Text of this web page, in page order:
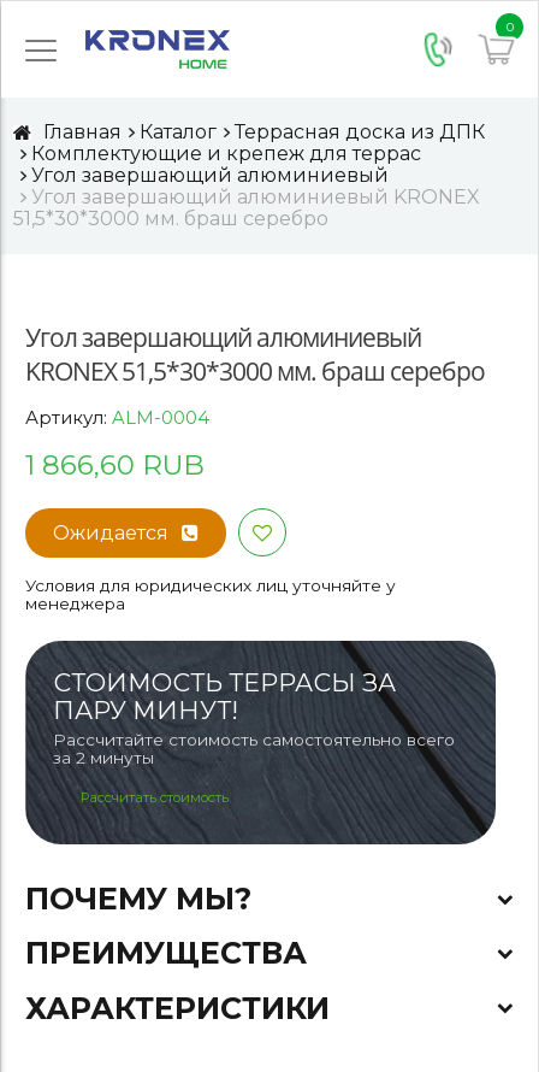
0
Главная Каталог
Террасная доска из ДПК
Комплектующие и крепеж для террас
Угол завершающий алюминиевый
Угол завершающий алюминиевый KRONEX
51,5*30*3000 мм. браш серебро
Угол завершающий алюминиевый
KRONEX 51,5*30*3000 мм. браш серебро
Артикул: ALM-0004
1 866,60 RUB
Ожидается
Условия для юридических лиц уточняйте у
менеджера
СТОИМОСТЬ ТЕРРАСЫ ЗА
ПАРУ МИНУТ!
Рассчитайте стоимость самостоятельно всего
за 2 минуты
Рассчитать стоимость
ПОЧЕМУ МЫ?
ПРЕИМУЩЕСТВА
ХАРАКТЕРИСТИКИ